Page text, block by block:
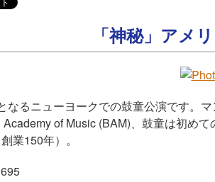
「神秘」アメ
なるニューヨークでの鼓童公演です。
Academy of Music (BAM)、鼓童は初め
業150年）。